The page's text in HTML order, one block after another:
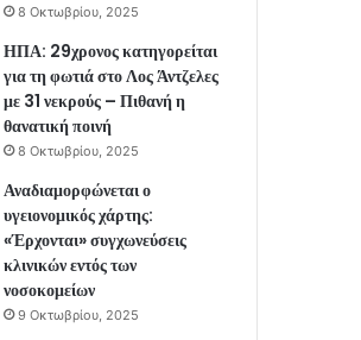
8 Οκτωβρίου, 2025
ΗΠΑ: 29χρονος κατηγορείται
για τη φωτιά στο Λος Άντζελες
με 31 νεκρούς – Πιθανή η
θανατική ποινή
8 Οκτωβρίου, 2025
Αναδιαμορφώνεται ο
υγειονομικός χάρτης:
«Έρχονται» συγχωνεύσεις
κλινικών εντός των
νοσοκομείων
9 Οκτωβρίου, 2025